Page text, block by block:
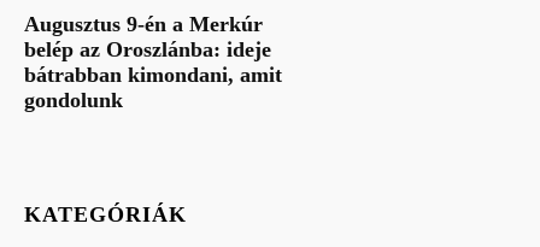
Augusztus 9-én a Merkúr
belép az Oroszlánba: ideje
bátrabban kimondani, amit
gondolunk
KATEGÓRIÁK